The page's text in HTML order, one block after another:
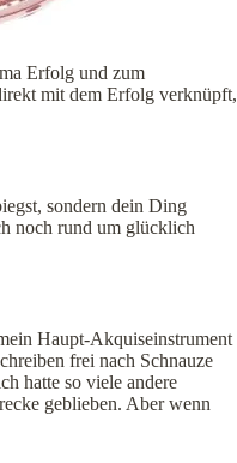
Erfolg und zum
mit dem Erfolg verknüpft,
sondern dein Ding
noch rund um glücklich
Haupt-Akquiseinstrument
frei nach Schnauze
hatte so viele andere
geblieben. Aber wenn